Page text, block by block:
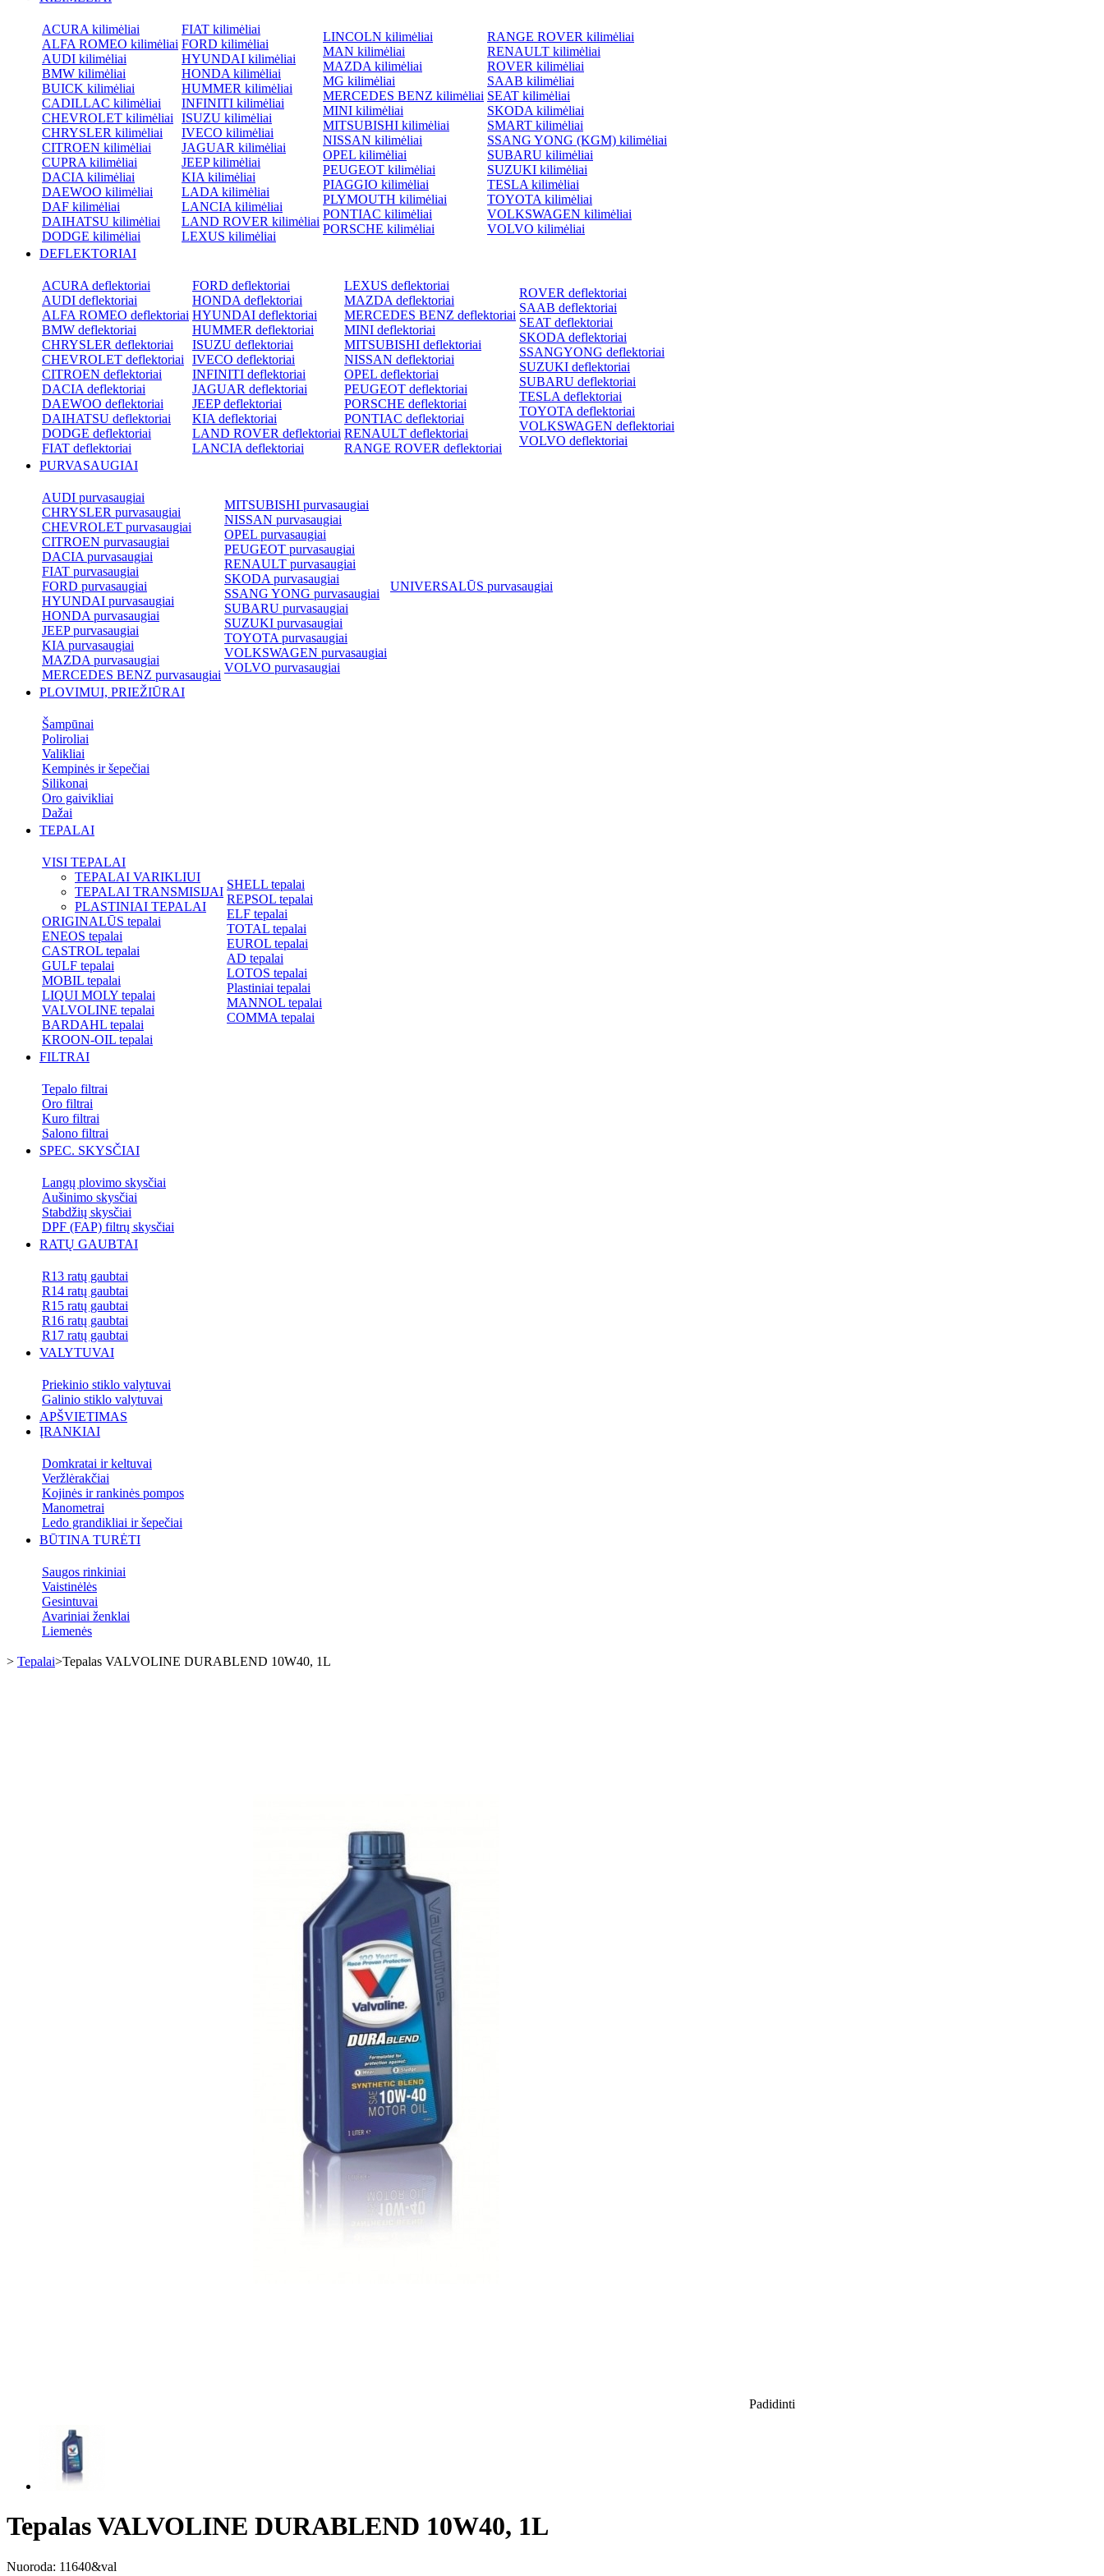
ACURA kilimėliai
ALFA ROMEO kilimėliai
AUDI kilimėliai
BMW kilimėliai
BUICK kilimėliai
CADILLAC kilimėliai
CHEVROLET kilimėliai
CHRYSLER kilimėliai
CITROEN kilimėliai
CUPRA kilimėliai
DACIA kilimėliai
DAEWOO kilimėliai
DAF kilimėliai
DAIHATSU kilimėliai
DODGE kilimėliai
FIAT kilimėliai
FORD kilimėliai
HYUNDAI kilimėliai
HONDA kilimėliai
HUMMER kilimėliai
INFINITI kilimėliai
ISUZU kilimėliai
IVECO kilimėliai
JAGUAR kilimėliai
JEEP kilimėliai
KIA kilimėliai
LADA kilimėliai
LANCIA kilimėliai
LAND ROVER kilimėliai
LEXUS kilimėliai
LINCOLN kilimėliai
MAN kilimėliai
MAZDA kilimėliai
MG kilimėliai
MERCEDES BENZ kilimėliai
MINI kilimėliai
MITSUBISHI kilimėliai
NISSAN kilimėliai
OPEL kilimėliai
PEUGEOT kilimėliai
PIAGGIO kilimėliai
PLYMOUTH kilimėliai
PONTIAC kilimėliai
PORSCHE kilimėliai
RANGE ROVER kilimėliai
RENAULT kilimėliai
ROVER kilimėliai
SAAB kilimėliai
SEAT kilimėliai
SKODA kilimėliai
SMART kilimėliai
SSANG YONG (KGM) kilimėliai
SUBARU kilimėliai
SUZUKI kilimėliai
TESLA kilimėliai
TOYOTA kilimėliai
VOLKSWAGEN kilimėliai
VOLVO kilimėliai
DEFLEKTORIAI
ACURA deflektoriai
AUDI deflektoriai
ALFA ROMEO deflektoriai
BMW deflektoriai
CHRYSLER deflektoriai
CHEVROLET deflektoriai
CITROEN deflektoriai
DACIA deflektoriai
DAEWOO deflektoriai
DAIHATSU deflektoriai
DODGE deflektoriai
FIAT deflektoriai
FORD deflektoriai
HONDA deflektoriai
HYUNDAI deflektoriai
HUMMER deflektoriai
ISUZU deflektoriai
IVECO deflektoriai
INFINITI deflektoriai
JAGUAR deflektoriai
JEEP deflektoriai
KIA deflektoriai
LAND ROVER deflektoriai
LANCIA deflektoriai
LEXUS deflektoriai
MAZDA deflektoriai
MERCEDES BENZ deflektoriai
MINI deflektoriai
MITSUBISHI deflektoriai
NISSAN deflektoriai
OPEL deflektoriai
PEUGEOT deflektoriai
PORSCHE deflektoriai
PONTIAC deflektoriai
RENAULT deflektoriai
RANGE ROVER deflektoriai
ROVER deflektoriai
SAAB deflektoriai
SEAT deflektoriai
SKODA deflektoriai
SSANGYONG deflektoriai
SUZUKI deflektoriai
SUBARU deflektoriai
TESLA deflektoriai
TOYOTA deflektoriai
VOLKSWAGEN deflektoriai
VOLVO deflektoriai
PURVASAUGIAI
AUDI purvasaugiai
CHRYSLER purvasaugiai
CHEVROLET purvasaugiai
CITROEN purvasaugiai
DACIA purvasaugiai
FIAT purvasaugiai
FORD purvasaugiai
HYUNDAI purvasaugiai
HONDA purvasaugiai
JEEP purvasaugiai
KIA purvasaugiai
MAZDA purvasaugiai
MERCEDES BENZ purvasaugiai
MITSUBISHI purvasaugiai
NISSAN purvasaugiai
OPEL purvasaugiai
PEUGEOT purvasaugiai
RENAULT purvasaugiai
SKODA purvasaugiai
SSANG YONG purvasaugiai
SUBARU purvasaugiai
SUZUKI purvasaugiai
TOYOTA purvasaugiai
VOLKSWAGEN purvasaugiai
VOLVO purvasaugiai
UNIVERSALŪS purvasaugiai
PLOVIMUI, PRIEŽIŪRAI
Šampūnai
Poliroliai
Valikliai
Kempinės ir šepečiai
Silikonai
Oro gaivikliai
Dažai
TEPALAI
VISI TEPALAI
TEPALAI VARIKLIUI
TEPALAI TRANSMISIJAI
PLASTINIAI TEPALAI
ORIGINALŪS tepalai
ENEOS tepalai
CASTROL tepalai
GULF tepalai
MOBIL tepalai
LIQUI MOLY tepalai
VALVOLINE tepalai
BARDAHL tepalai
KROON-OIL tepalai
SHELL tepalai
REPSOL tepalai
ELF tepalai
TOTAL tepalai
EUROL tepalai
AD tepalai
LOTOS tepalai
Plastiniai tepalai
MANNOL tepalai
COMMA tepalai
FILTRAI
Tepalo filtrai
Oro filtrai
Kuro filtrai
Salono filtrai
SPEC. SKYSČIAI
Langų plovimo skysčiai
Aušinimo skysčiai
Stabdžių skysčiai
DPF (FAP) filtrų skysčiai
RATŲ GAUBTAI
R13 ratų gaubtai
R14 ratų gaubtai
R15 ratų gaubtai
R16 ratų gaubtai
R17 ratų gaubtai
VALYTUVAI
Priekinio stiklo valytuvai
Galinio stiklo valytuvai
APŠVIETIMAS
ĮRANKIAI
Domkratai ir keltuvai
Veržlėrakčiai
Kojinės ir rankinės pompos
Manometrai
Ledo grandikliai ir šepečiai
BŪTINA TURĖTI
Saugos rinkiniai
Vaistinėlės
Gesintuvai
Avariniai ženklai
Liemenės
> Tepalai>Tepalas VALVOLINE DURABLEND 10W40, 1L
Padidinti
Tepalas VALVOLINE DURABLEND 10W40, 1L
Nuoroda: 11640&val